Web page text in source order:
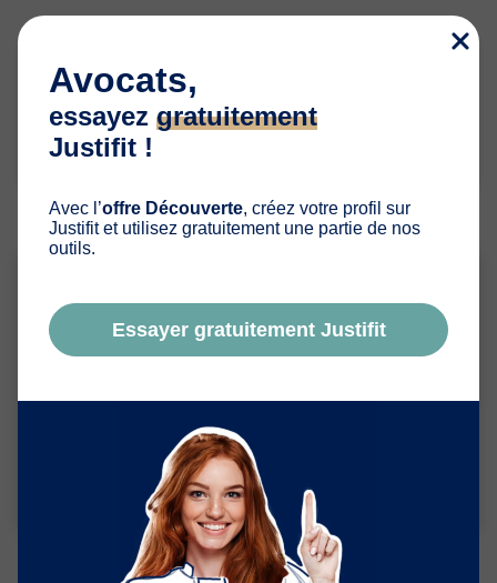
Pensez-y :débutez la relation par un mail de
bienvenue et de présentation du cabinet pour
chaque nouveaux clients !
Avocats,
essayez gratuitement
Justifit !
Avec l’offre Découverte, créez votre profil sur
Justifit et utilisez gratuitement une partie de nos
outils.
Essayer gratuitement Justifit